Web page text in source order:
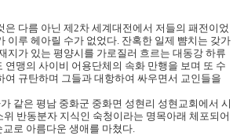
다름 아닌 제2차 세계대전에서 저들의 패전이었
이루 헤아릴 수가 없었다. 잔혹한 일제 뺨치는 갖가
지가 있는 평양시를 가로질러 흐르는 대동강 하류
맹의 사이비 어용단체의 속화 만행을 보며 또 수
규탄하며 그들과 대항하여 싸우면서 교인들을
같은 평남 중화군 중화면 성현리 성현교회에서 시
반동분자 지식인 숙청이라는 명목아래 체포되어
로 아름다운 생애를 마쳤다.